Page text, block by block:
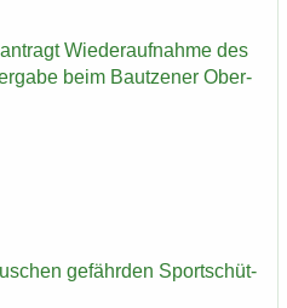
Wie­der­auf­nah­me des
beim Baut­zener Ober­
ge­fähr­den Sport­schüt­